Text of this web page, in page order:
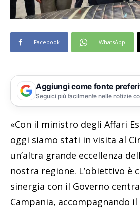
Facebook WhatsApp
Aggiungi come fonte
Seguici più facilmente nelle notizie
«Con il ministro degli Affari
oggi siamo stati in visita al
un’altra grande eccellenza
nostra regione. L’obiettivo è
sinergia con il Governo
Campania, accompagnando